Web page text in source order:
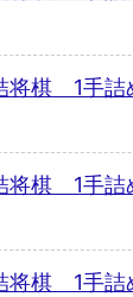
将棋 1手
将棋 1手
将棋 1手